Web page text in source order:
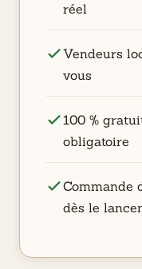
réel
Vendeurs
vous
100 %
obligatoire
Commande
dès le